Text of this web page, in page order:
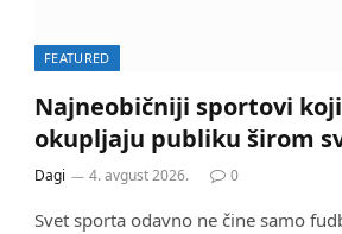
FEATURED
Najneobičniji sportovi koji
okupljaju publiku širom
Dagi 4. avgust 2026. 0
Svet sporta odavno ne čine samo